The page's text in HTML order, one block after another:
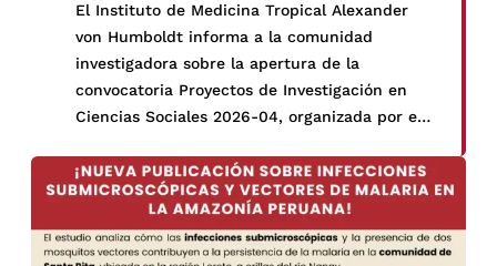
El Instituto de Medicina Tropical Alexander
von Humboldt informa a la comunidad
investigadora sobre la apertura de la
convocatoria Proyectos de Investigación en
Ciencias Sociales 2026-04, organizada por el
y Estudios Avanzados – PROCIENCIA.